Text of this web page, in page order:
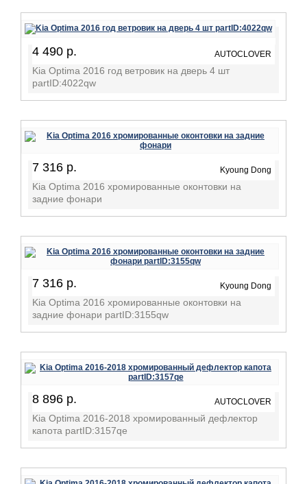
4 490 р. AUTOCLOVER
Kia Optima 2016 год ветровик на дверь 4 шт
partID:4022qw
7 316 р. Kyoung Dong
Kia Optima 2016 хромированные оконтовки на
задние фонари
7 316 р. Kyoung Dong
Kia Optima 2016 хромированные оконтовки на
задние фонари partID:3155qw
8 896 р. AUTOCLOVER
Kia Optima 2016-2018 хромированный дефлектор
капота partID:3157qe